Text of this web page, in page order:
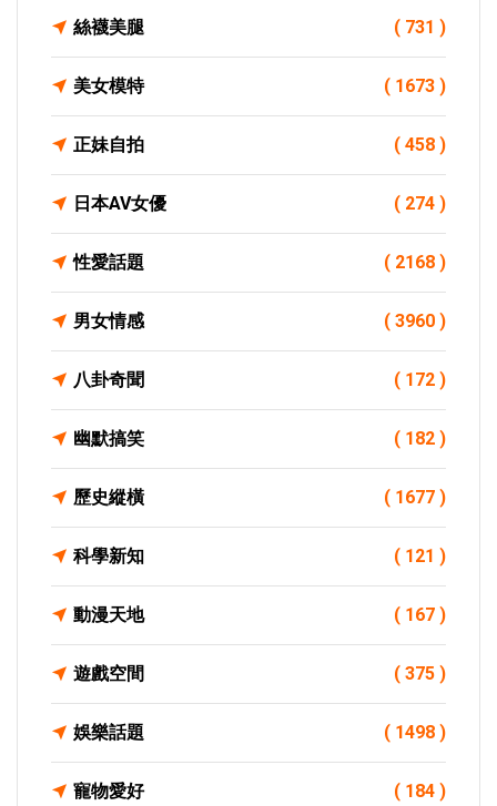
絲襪美腿 ( 731 )
美女模特 ( 1673 )
正妹自拍 ( 458 )
日本AV女優 ( 274 )
性愛話題 ( 2168 )
男女情感 ( 3960 )
八卦奇聞 ( 172 )
幽默搞笑 ( 182 )
歷史縱橫 ( 1677 )
科學新知 ( 121 )
動漫天地 ( 167 )
遊戲空間 ( 375 )
娛樂話題 ( 1498 )
寵物愛好 ( 184 )